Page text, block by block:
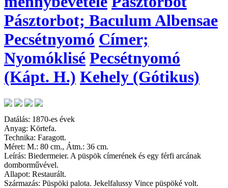
Pásztorbot; Baculum Albensae
Pecsétnyomó Címer;
Nyomóklisé Pecsétnyomó
(Kápt. H.) Kehely (Gótikus)
Datálás: 1870-es évek
Anyag: Körtefa.
Technika: Faragott.
Méret: M.: 80 cm., Átm.: 36 cm.
Leírás: Biedermeier. A püspök címerének és egy férfi arcának
domborművével.
Allapot: Restaurált.
Származás: Püspöki palota. Jekelfalussy Vince püspöké volt.